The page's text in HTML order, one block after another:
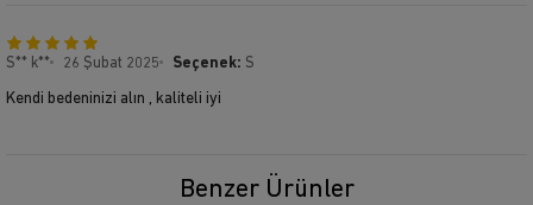
S** k** 26 Şubat 2025 Seçenek: S
Kendi bedeninizi alın , kaliteli iyi
Benzer Ürünler